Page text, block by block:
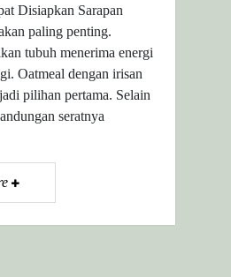
Disiapkan Sarapan
paling penting.
tubuh menerima energi
Oatmeal dengan irisan
pilihan pertama. Selain
seratnya